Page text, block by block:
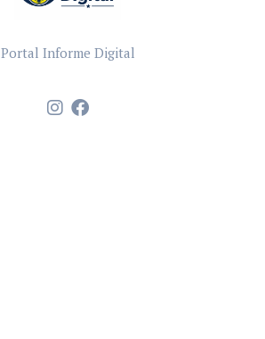
Portal Informe Digital